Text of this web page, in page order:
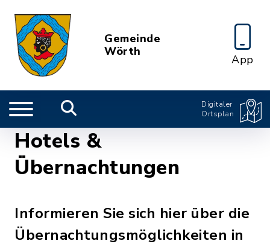
Gemeinde
Wörth
App
Digitaler
Ortsplan
Hotels &
Übernachtungen
Informieren Sie sich hier über die
Übernachtungsmöglichkeiten in